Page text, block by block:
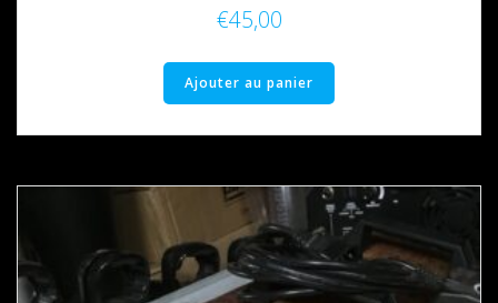
€45,00
Ajouter au panier